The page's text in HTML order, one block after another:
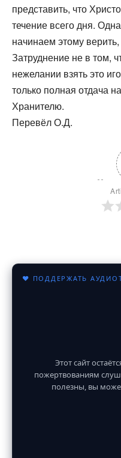
представить, что
течение всего дня.
начинаем этому
Затруднение не в том,
нежелании взять это
только полная отдача
Хранителю.
Перевёл О.Д.
♥ ПОДДЕРЖАТЬ
Этот сайт
пожертвованиям
полезны, вы